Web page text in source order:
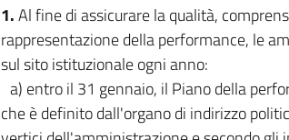
1.Al fine di assicurare la qualità,
rappresentazione della performance, le
sul sito istituzionale ogni anno:
a) entro il 31 gennaio, il Piano della
che è definito dall'organo di indirizzo